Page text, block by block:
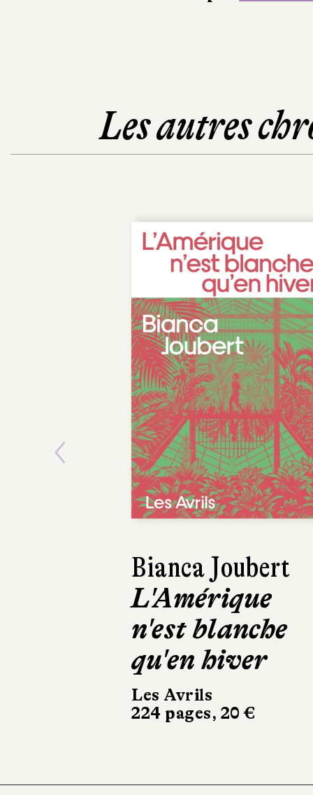
Les autres
Bianca Joubert
L'Amérique
n'est blanche
qu'en hiver
Les Avrils
224 pages, 20 €
Asako
Le
Calmann-
Previous